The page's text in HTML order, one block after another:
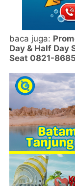
baca juga:
Day & Half Day
Seat 0821-